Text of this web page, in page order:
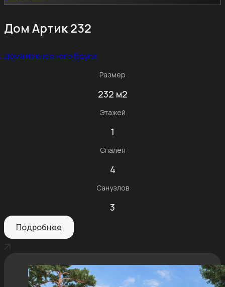
Дом Артик 232
дома из клееного бруса
Размер
232 м2
Этажей
1
Спален
4
Санузлов
3
Подробнее